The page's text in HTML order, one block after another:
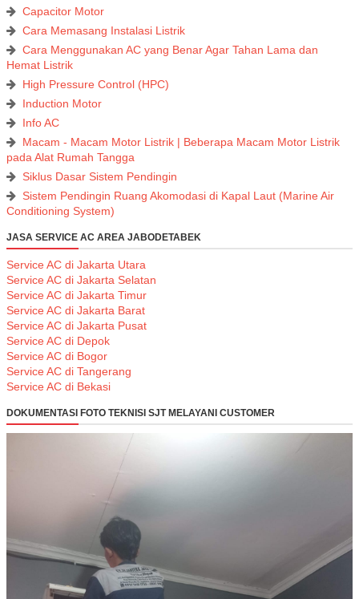
Capacitor Motor
Cara Memasang Instalasi Listrik
Cara Menggunakan AC yang Benar Agar Tahan Lama dan
Hemat Listrik
High Pressure Control (HPC)
Induction Motor
Info AC
Macam - Macam Motor Listrik | Beberapa Macam Motor Listrik
pada Alat Rumah Tangga
Siklus Dasar Sistem Pendingin
Sistem Pendingin Ruang Akomodasi di Kapal Laut (Marine Air
Conditioning System)
JASA SERVICE AC AREA JABODETABEK
Service AC di Jakarta Utara
Service AC di Jakarta Selatan
Service AC di Jakarta Timur
Service AC di Jakarta Barat
Service AC di Jakarta Pusat
Service AC di Depok
Service AC di Bogor
Service AC di Tangerang
Service AC di Bekasi
DOKUMENTASI FOTO TEKNISI SJT MELAYANI CUSTOMER